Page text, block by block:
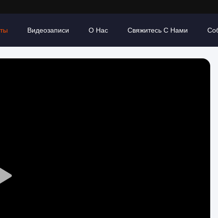
Видеозаписи О Нас Свяжитесь С Нами
Play